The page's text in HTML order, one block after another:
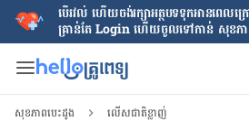
បើរវល់ ហើយចង់​រក្សាអត្ថបទទុកអានពេលក្
គ្រាន់តែ​ Login ហើយចូលទៅកាន់ សុខភា
សុខភាពបេះដូង លើសជាតិខ្លាញ់